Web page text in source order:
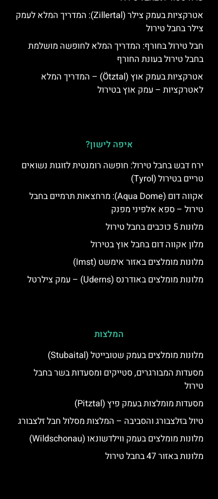
אטרקציות בעמק צילר (Zillertal): המדריך המלא לעמק
צילר בחבל טירול
חבל טירול בחורף: המדריך המלא לחופשה מושלמת
בחבל טירול בעונת החורף
אטרקציות בעמק אוץ (Ötztal) – המדריך המלא
לאטרקציות – עמק אוץ בטירול
איפה לישון?
ירח דבש בחבל טירול: חופשה רומנטית לזוגות נשואים
טריים בטירול (Tyrol)
אקווה דום (Aqua Dome): מרחצאות תרמיים בחבל
טירול – ספא אלפיני מפנק
מלונות 5 כוכבים בחבל טירול
מלון אקווה דום בחבל אוץ בטירול
מלונות מומלצים באזור אימשט (Imst)
מלונות מומלצים באודרנס (Uderns) – עמק צילרטל
המלצות
מלונות מומלצים בעמק שטובייטל (Stubaital)
מסעדות המבורגרים, סטייקים ומסעדות בשר בחבל
טירול
מסעדות מומלצות בעמק פיץ (Pitztal)
טיול בזלצבורג והסביבה – המלצות מסלול חבל זלצבורג
מלונות מומלצים בעמק ווילדשונאו (Wildschonau)
מלונות באזור 47 בחבל טירול